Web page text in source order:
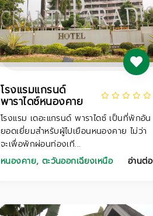
โรงแรมแกรนด์
พาราไดซ์หนองคาย
โรงแรม เดอะแกรนด์ พาราไดซ์ เป็นที่พักอัน
ยอดเยี่ยมสำหรับผู้ไปเยือนหนองคาย ไม่ว่า
จะเพื่อพักผ่อนท่องเที...
หนองคาย, ตะวันออกเฉียงเหนือ อ่านต่อ